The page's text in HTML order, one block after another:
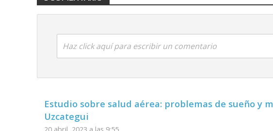
Haz click aquí para escribir un comentario
Estudio sobre salud aérea: problemas de sueño y
Uzcategui